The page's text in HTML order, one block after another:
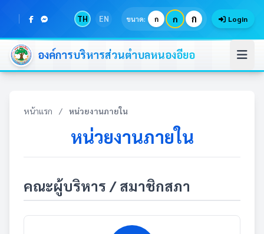
TH EN ขนาด: ก ก ก Login
องค์การบริหารส่วนตำบลหนองอียอ
หน้าแรก / หน่วยงานภายใน
หน่วยงานภายใน
คณะผู้บริหาร / สมาชิกสภา